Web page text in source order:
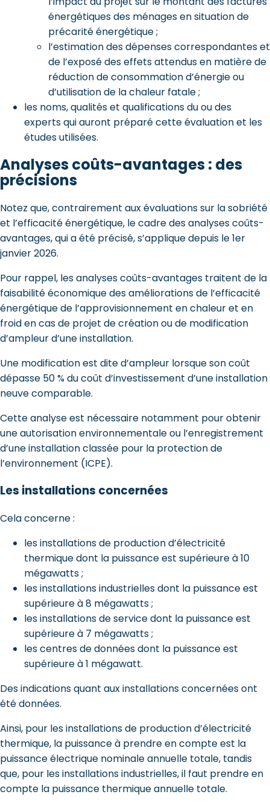
énergétiques des ménages en situation de
précarité énergétique ;
l’estimation des dépenses correspondantes et
de l’exposé des effets attendus en matière de
réduction de consommation d’énergie ou
d’utilisation de la chaleur fatale ;
les noms, qualités et qualifications du ou des
experts qui auront préparé cette évaluation et les
études utilisées.
Analyses coûts-avantages : des
précisions
Notez que, contrairement aux évaluations sur la sobriété
et l’efficacité énergétique, le cadre des analyses coûts-
avantages, qui a été précisé, s’applique depuis le 1er
janvier 2026.
Pour rappel, les analyses coûts-avantages traitent de la
faisabilité économique des améliorations de l’efficacité
énergétique de l’approvisionnement en chaleur et en
froid en cas de projet de création ou de modification
d’ampleur d’une installation.
Une modification est dite d’ampleur lorsque son coût
dépasse 50 % du coût d’investissement d’une installation
neuve comparable.
Cette analyse est nécessaire notamment pour obtenir
une autorisation environnementale ou l’enregistrement
d’une installation classée pour la protection de
l’environnement (ICPE).
Les installations concernées
Cela concerne :
les installations de production d’électricité
thermique dont la puissance est supérieure à 10
mégawatts ;
les installations industrielles dont la puissance est
supérieure à 8 mégawatts ;
les installations de service dont la puissance est
supérieure à 7 mégawatts ;
les centres de données dont la puissance est
supérieure à 1 mégawatt.
Des indications quant aux installations concernées ont
été données.
Ainsi, pour les installations de production d’électricité
thermique, la puissance à prendre en compte est la
puissance électrique nominale annuelle totale, tandis
que, pour les installations industrielles, il faut prendre en
compte la puissance thermique annuelle totale.